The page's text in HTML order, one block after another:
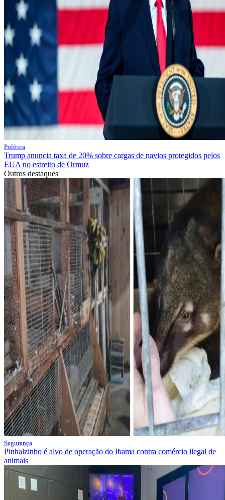
Política
Trump anuncia taxa de 20% sobre cargas de navios protegidos pelos
EUA no estreito de Ormuz
Outros destaques
Segurança
Pinhalzinho é alvo de operação do Ibama contra comércio ilegal de
animais